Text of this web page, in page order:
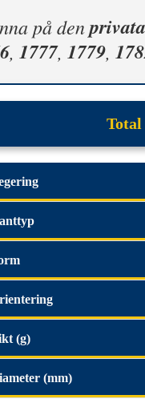
på den
, 1777, 1779,
(g)
(mm)